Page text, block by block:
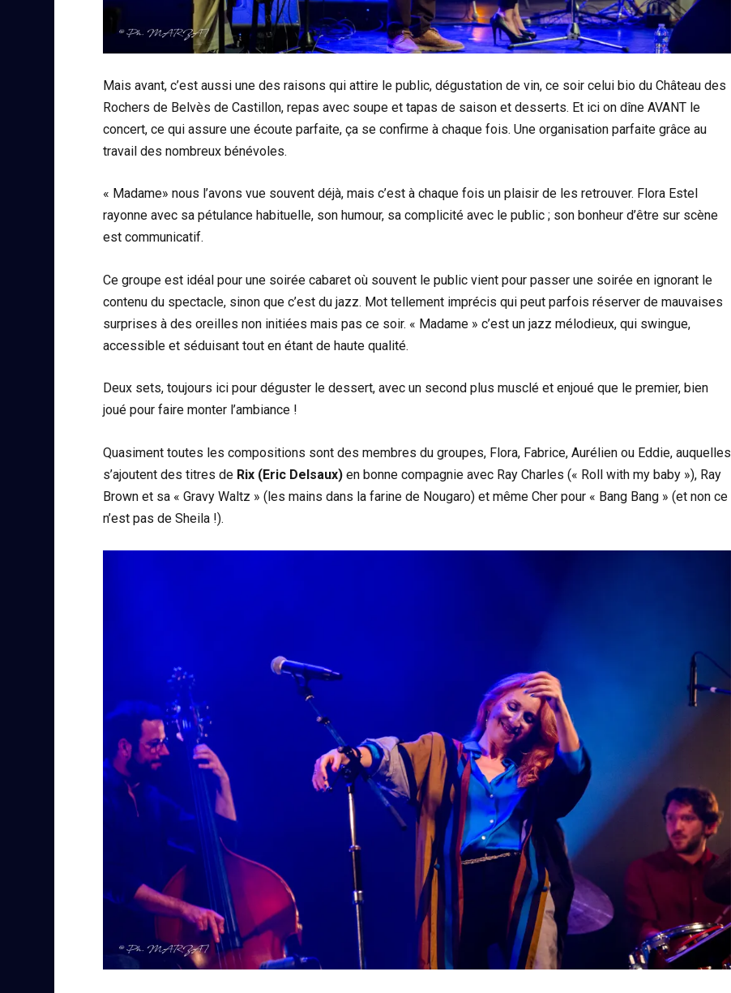
Mais avant, c’est aussi une des raisons qui attire le public, dégustation de vin, ce soir celui bio du Château des
Rochers de Belvès de Castillon, repas avec soupe et tapas de saison et desserts. Et ici on dîne AVANT le
concert, ce qui assure une écoute parfaite, ça se confirme à chaque fois. Une organisation parfaite grâce au
travail des nombreux bénévoles.
« Madame» nous l’avons vue souvent déjà, mais c’est à chaque fois un plaisir de les retrouver. Flora Estel
rayonne avec sa pétulance habituelle, son humour, sa complicité avec le public ; son bonheur d’être sur scène
est communicatif.
Ce groupe est idéal pour une soirée cabaret où souvent le public vient pour passer une soirée en ignorant le
contenu du spectacle, sinon que c’est du jazz. Mot tellement imprécis qui peut parfois réserver de mauvaises
surprises à des oreilles non initiées mais pas ce soir. « Madame » c’est un jazz mélodieux, qui swingue,
accessible et séduisant tout en étant de haute qualité.
Deux sets, toujours ici pour déguster le dessert, avec un second plus musclé et enjoué que le premier, bien
joué pour faire monter l’ambiance !
Quasiment toutes les compositions sont des membres du groupes, Flora, Fabrice, Aurélien ou Eddie, auquelles
s’ajoutent des titres de Rix (Eric Delsaux) en bonne compagnie avec Ray Charles (« Roll with my baby »), Ray
Brown et sa « Gravy Waltz » (les mains dans la farine de Nougaro) et même Cher pour « Bang Bang » (et non ce
n’est pas de Sheila !).